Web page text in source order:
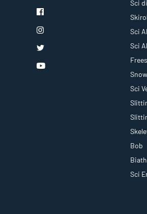
Sci
Sci
Sci
Sci
Bob
Sci